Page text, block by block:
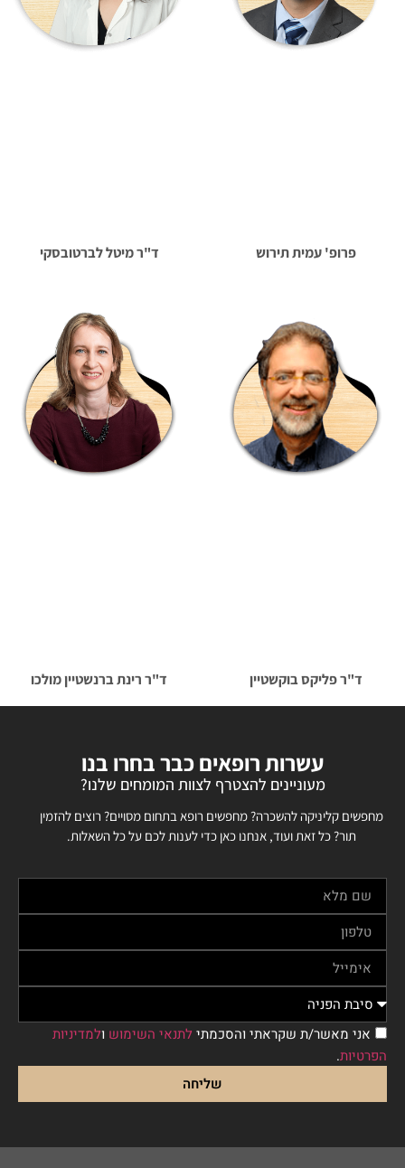
פרופ' עמית תירוש ד"ר מיטל לברטובסקי
ד"ר פליקס בוקשטיין ד"ר רינת ברנשטיין מולכו
עשרות רופאים כבר בחרו בנו
מעוניינים להצטרף לצוות המומחים שלנו?
מחפשים קליניקה להשכרה? מחפשים רופא בתחום מסויים? רוצים להזמין
תור? כל זאת ועוד, אנחנו כאן כדי לענות לכם על כל השאלות.
אני מאשר/ת שקראתי והסכמתי לתנאי השימוש ולמדיניות
הפרטיות.
שליחה